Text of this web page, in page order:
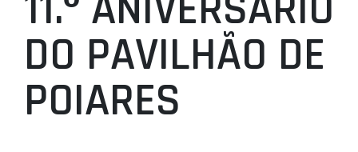
AGENDA
SELEÇÕES
MINIBASQUETE
ÁREA TÉCNICA
PROJETOS
DO PAVILHÃO DE
POIARES